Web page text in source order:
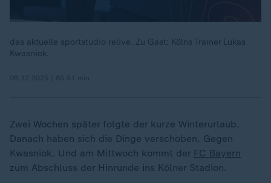
das aktuelle sportstudio relive. Zu Gast: Kölns Trainer Lukas
Kwasniok.
Zwei Wochen später folgte der kurze Winterurlaub.
Danach haben sich die Dinge verschoben. Gegen
Kwasniok. Und am Mittwoch kommt der FC Bayern
zum Abschluss der Hinrunde ins Kölner Stadion.